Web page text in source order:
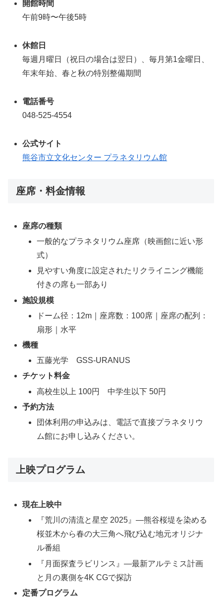
開館時間
午前9時〜午後5時
休館日
毎週月曜日（祝日の場合は翌日）、毎月第1金曜日、
年末年始、春と秋の特別整備期間
電話番号
048-525-4554
公式サイト
熊谷市立文化センター プラネタリウム館
座席・料金情報
座席の種類
一般的なプラネタリウム座席（映画館に近い形
式）
見やすい角度に設定されたリクライニング機能
付きの席も一部あり
施設規模
ドーム径：12m｜座席数：100席｜座席の配列：
扇形｜水平
機種
五藤光学 GSS-URANUS
チケット料金
高校生以上 100円 中学生以下 50円
予約方法
団体利用の申込みは、電話で直接プラネタリウ
ム館にお申し込みください。
上映プログラム
現在上映中
『荒川の清流と星空 2025』—熊谷桜堤を染める
桜並木から春の大三角へ飛び込む地元オリジナ
ル番組
『月面探査ラビリンス』—最新アルテミス計画
と月の裏側を4K CGで探訪
定番プログラム